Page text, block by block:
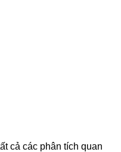
cả các phân tích quan